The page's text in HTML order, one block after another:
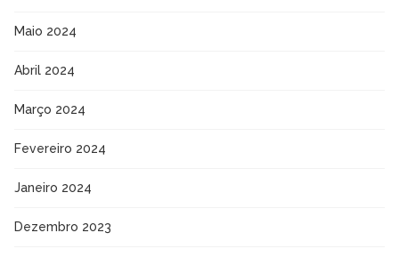
Maio 2024
Abril 2024
Março 2024
Fevereiro 2024
Janeiro 2024
Dezembro 2023